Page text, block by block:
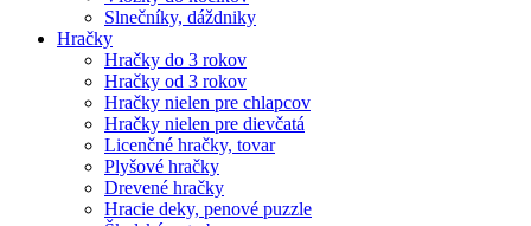
Slnečníky, dáždniky
Hračky
Hračky do 3 rokov
Hračky od 3 rokov
Hračky nielen pre chlapcov
Hračky nielen pre dievčatá
Licenčné hračky, tovar
Plyšové hračky
Drevené hračky
Hracie deky, penové puzzle